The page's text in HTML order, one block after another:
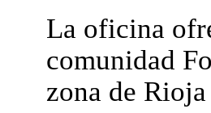
La oficina
comunidad
zona de